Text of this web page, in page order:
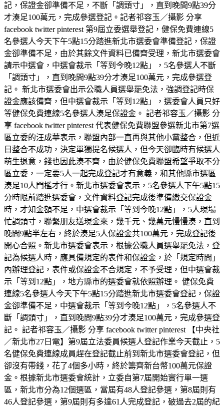
記，保證金卻準備不足，不斷「調頭寸」，直到晚間9點39分
才湊足100萬元，完成參選登記。記者祁容玉／攝影 分享
facebook twitter pinterest 第9屆立委選舉登記，健保免費連線5
名參選人今天下午5點15分踏進新北市選委會準備登記，保證
金卻準備不足，由於其餘文件資料已備齊受理，新北市選委會
請示中選會，中選會裁示「等到今晚12點」，5名參選人不斷
「調頭寸」，直到晚間9點39分才湊足100萬元，完成參選登
記。 新北市選委會出示公職人員選舉罷免法，強調登記時保
證金應該備齊，但中選會裁示「等到12點」，選委會人員只好
等健保免費連線5名參選人湊足保證金。 記者祁容玉／攝影 分
享 facebook twitter pinterest 代表健保免費聯盟參選新北市第7選
區立委的汪成華表示，聯盟內部一直再與其他小黨整合，但近
日整合不成功，決定單獨提名候選人，但今天卻臨時有候選人
萌生退意，錢也因此湊不齊，由於健保免費聯盟希望爭取不分
區立委，一定要5人一起完成登記才有意義，和其他縣市選區
湊足10人門檻才行。新北市選委會表示，5名參選人下午5點15
分時限前踏進選委會，文件資料登記完成後準備繳交保證金
時，才知金額不足，中選會裁示「等到今晚12點」，5人現場
忙調頭寸，聯繫朋友送現金來，幾千元、幾萬元慢慢湊，直到
晚間9點半左右，終於湊足5人保證金共100萬元，完成登記後
開心合照。新北市選委會表示，根據公職人員選舉罷免法，登
記為候選人時，應具備規定的表件和保證金，於「規定時間」
內辦理登記，表件或保證金不合規定，不予受理，但中選會裁
示「等到12點」，地方縣市的選委會就依照辦理。 健保免費
連線5名參選人今天下午5點15分踏進新北市選委會登記，保證
金卻準備不足，中選會裁示「等到今晚12點」，5名參選人不
斷「調頭寸」，直到晚間9點39分才湊足100萬元，完成參選登
記。 記者祁容玉／攝影 分享 facebook twitter pinterest 【中央社
／新北市27日電】第9屆立法委員候選人登記作業今天截止，5
名健保免費連線成員趕在登記截止前到新北市選委會登記，但
卻沒有帶錢，花了4個多小時，終於籌齊新台幣100萬元保證
金。根據新北市選委會統計，立委自第7屆開始實行單一選
區，新北市分為12個選區，當屆有48人登記參選，第8屆則有
46人登記參選，第9屆則有多達61人完成登記，破過去2屆的紀